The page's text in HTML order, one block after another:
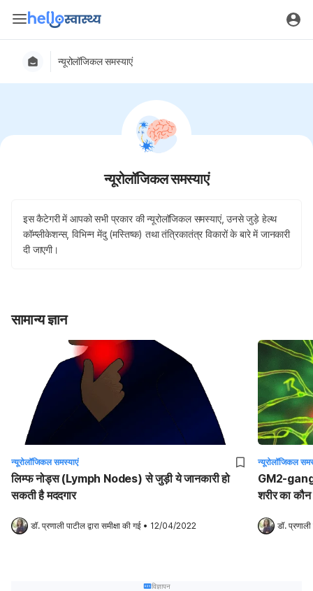
न्यूरोलॉजिकल समस्याएं
न्यूरोलॉजिकल समस्याएं
इस कैटेगरी में आपको सभी प्रकार की न्यूरोलॉजिकल समस्याएं, उनसे जुड़े हेल्थ
कॉम्प्लीकेशन्स, विभिन्न मेंदु (मस्तिष्क) तथा तंत्रिकातंत्र विकारों के बारे में जानकारी
दी जाएगी।
सामान्य ज्ञान
न्यूरोलॉजिकल समस्याएं
लिम्फ नोड्स (Lymph Nodes) से जुड़ी ये जानकारी हो
सकती है मददगार
डॉ. प्रणाली पाटील द्वारा समीक्षा की गई • 12/04/2022
न्यूरोलॉजिकल
GM2-
शरीर का कौन
डॉ.
विज्ञापन